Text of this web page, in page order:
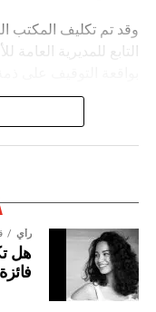
وقد تم تكليف المكتب
التابع للمديرية
ويأتي توقيف المشتبه
المغربية بتفعيل
رأي
هل